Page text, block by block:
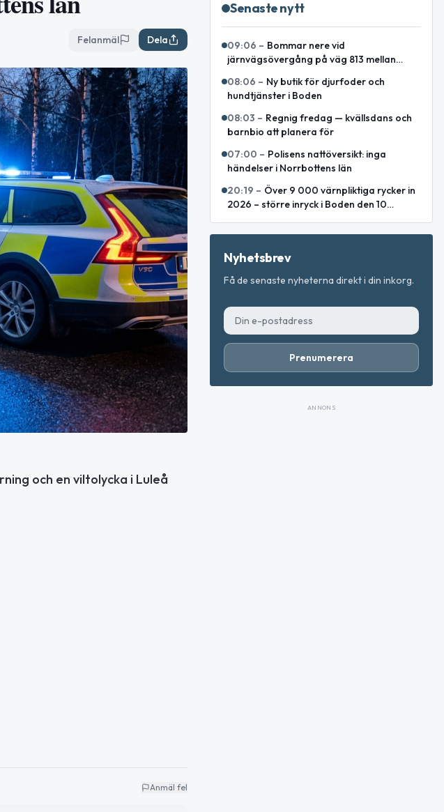
Felanmäl Dela
och en viltolycka i Luleå
Anmäl fel
Senaste nytt
09:06 – Bommar nere vid
järnvägsövergång på väg 813 mellan
08:06 – Ny butik för djurfoder och
hundtjänster i Boden
08:03 – Regnig fredag — kvällsdans och
barnbio att planera för
07:00 – Polisens nattöversikt: inga
händelser i Norrbottens län
20:19 – Över 9 000 värnpliktiga rycker in
2026 – större inryck i Boden den 10
Nyhetsbrev
Få de senaste nyheterna direkt i din inkorg.
Prenumerera
ANNONS